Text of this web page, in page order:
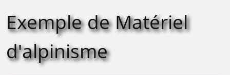
Exemple de Matériel
d'alpinisme